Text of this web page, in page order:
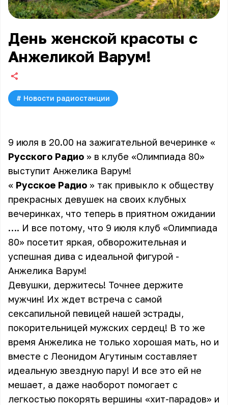
День женской красоты с
Анжеликой Варум!
# Новости радиостанции
9 июля в 20.00 на зажигательной вечеринке «
Русского Радио » в клубе «Олимпиада 80»
выступит Анжелика Варум!
« Русское Радио » так привыкло к обществу
прекрасных девушек на своих клубных
вечеринках, что теперь в приятном ожидании
…. И все потому, что 9 июля клуб «Олимпиада
80» посетит яркая, обворожительная и
успешная дива с идеальной фигурой -
Анжелика Варум!
Девушки, держитесь! Точнее держите
мужчин! Их ждет встреча с самой
сексапильной певицей нашей эстрады,
покорительницей мужских сердец! В то же
время Анжелика не только хорошая мать, но и
вместе с Леонидом Агутиным составляет
идеальную звездную пару! И все это ей не
мешает, а даже наоборот помогает с
легкостью покорять вершины «хит-парадов» и